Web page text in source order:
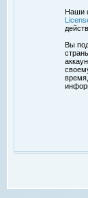
Наши
Вы